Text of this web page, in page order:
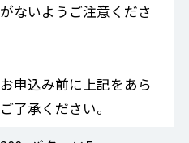
ないようご注意くださ
申込み前に上記をあら
了承ください。